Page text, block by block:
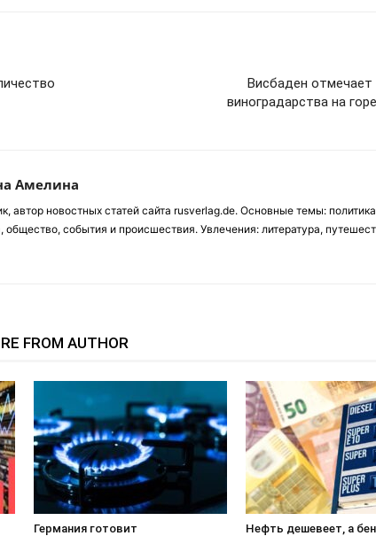
Висбаден отмечает
виноградарства на
Амелина
автор новостных статей сайта rusverlag.de. Основные темы:
общество, события и происшествия. Увлечения: литература,
FROM AUTHOR
Германия готовит
Нефть дешевеет, а